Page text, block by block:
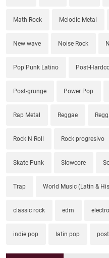
Math Rock Melodic Metal
New wave Noise Rock
Pop Punk Latino Post-
Post-grunge Power Pop
Rap Metal Reggae
Rock N Roll Rock progresivo
Skate Punk Slowcore
Trap World Music (Latin &
classic rock edm
indie pop latin pop